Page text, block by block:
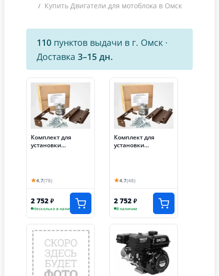
Купить Двигатели для мотоблока в Омск
110 пунктов выдачи в г. Омск ·
Доставка 3–15 дн.
Комплект для
установки
вместо российского
(D вала = 19.05 мм)
★4.7(78)
2 752 ₽
Несколько в наличии
Комплект для
установки
вместо российского
(D вала = 20 мм)
★4.7(48)
2 752 ₽
В наличии